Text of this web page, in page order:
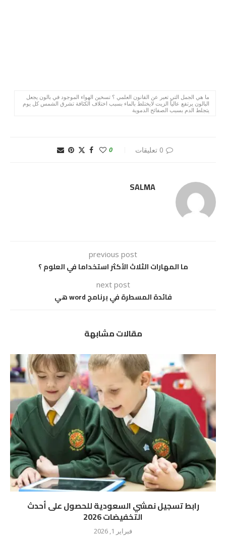
ما هي الجمل التي تعبر عن القانون العلمي ؟ تسخين الهواء الموجود في بالون يجعل
البالون يرتفع عالياً الزيت لايختلط بالماء بسبب اختلاف الكثافة تشرق الشمس كل يوم
يتجلط الدم بسبب الصفائح الدموية
0 تعليقات 0
SALMA
previous post
ما المهارات الثلاث الأكثر استخداما في العلوم ؟
next post
فائدة المسطرة في برنامج word هي
مقالات مشابهة
رابط تسجيل نمشي السعودية للحصول على أحدث
التخفيضات 2026
فبراير 1, 2026